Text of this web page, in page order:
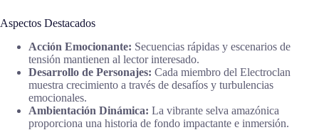
Aspectos Destacados
Acción Emocionante: Secuencias rápidas y escenarios de
tensión mantienen al lector interesado.
Desarrollo de Personajes: Cada miembro del Electroclan
muestra crecimiento a través de desafíos y turbulencias
emocionales.
Ambientación Dinámica: La vibrante selva amazónica
proporciona una historia de fondo impactante e inmersión.